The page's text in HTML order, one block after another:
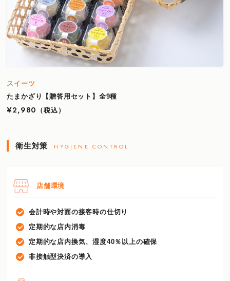
スイーツ
たまかざり【贈答用セット】全9種
¥2,980
（税込）
衛生対策 HYGIENE CONTROL
店舗環境
会計時や対面の接客時の仕切り
定期的な店内消毒
定期的な店内換気、湿度40％以上の確保
非接触型決済の導入